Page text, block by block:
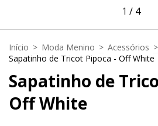
1 / 4
Início > Moda Menino > Acessórios >
Sapatinho de Tricot Pipoca - Off White
Sapatinho de
Off White